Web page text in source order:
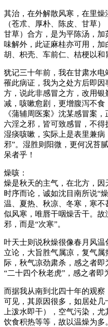
其治，在外解散风寒，在里
（苍朮、厚朴、陈皮、甘草
甘草）合方，是为平陈汤，
味解外，此证麻桂亦可用，
胡、枳壳、车前仁、桔梗以和
犹记三十年前，我在甘肃水
罹此病证，我为之处方后即
方，说此非感冒之方，改用
减，咳嗽愈剧，更增腹泻不
《蒲辅周医案》沈某感冒案
六淫之邪，皆可致感冒，不
湿痰咳嗽，实际上是表里兼病
邪”。湿胜则阳微，更何况苔
呆者乎！
燥咳：
燥是秋天的主气，在北方，
时序而论，诚如沈目南所说“
温、夏热、秋凉、冬寒，寒
似风寒，唯唇干咽燥舌干。
邪，而是“次寒”。
叶天士则说秋燥很像春月风
立论，大旨胜气属凉，复气
际，秋气凉劲肃杀，感之者
“二十四个秋老虎”，感之者即
而据我从南到北四十年的观
可见，其原因很多，如居处
上泼水即干），空气污染，
饮食积热等等，故以温燥为